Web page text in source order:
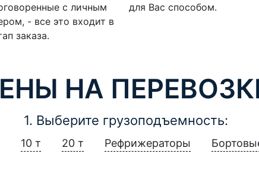
с личным
- все это входит в
заказа.
для Вас способом.
НА
1. Выберите грузоподъемность:
10 т 20 т Рефрижераторы